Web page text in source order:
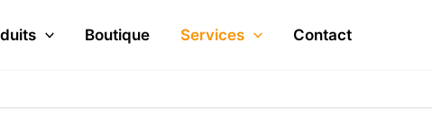
Boutique Services Contact